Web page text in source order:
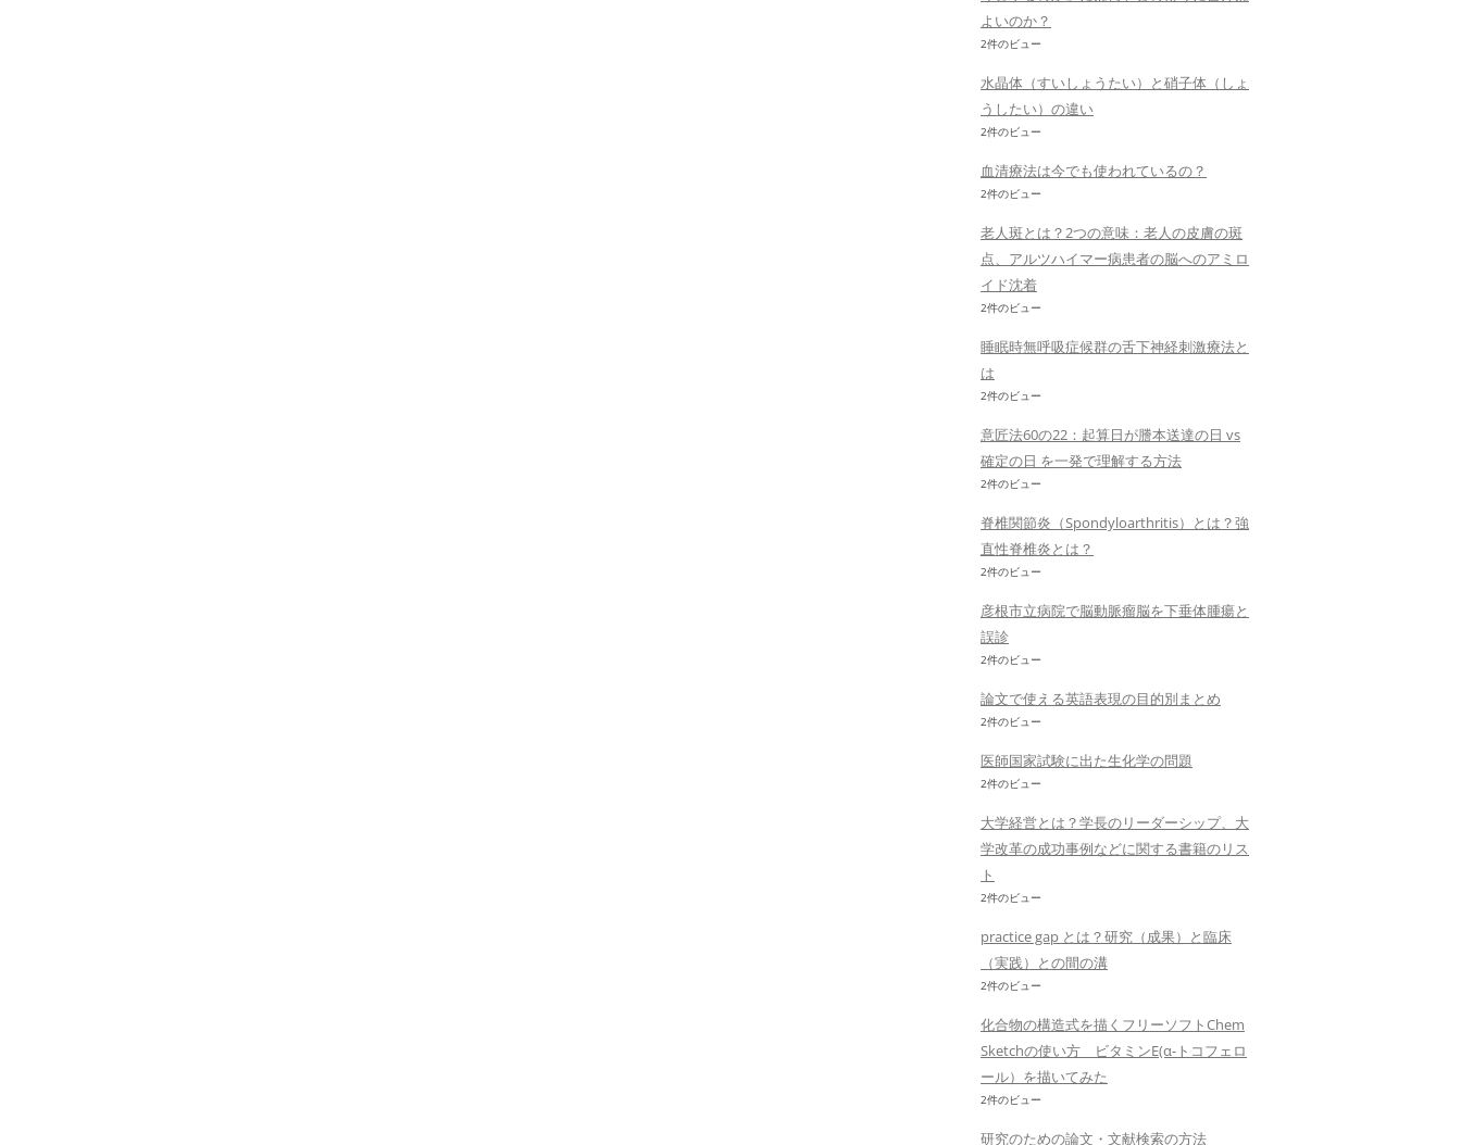
よいのか？
2件のビュー
水晶体（すいしょうたい）と硝子体（しょ
うしたい）の違い
2件のビュー
血清療法は今でも使われているの？
2件のビュー
老人斑とは？2つの意味：老人の皮膚の斑
点、アルツハイマー病患者の脳へのアミロ
イド沈着
2件のビュー
睡眠時無呼吸症候群の舌下神経刺激療法と
は
2件のビュー
意匠法60の22：起算日が謄本送達の日 vs
確定の日 を一発で理解する方法
2件のビュー
脊椎関節炎（Spondyloarthritis）とは？強
直性脊椎炎とは？
2件のビュー
彦根市立病院で脳動脈瘤脳を下垂体腫瘍と
誤診
2件のビュー
論文で使える英語表現の目的別まとめ
2件のビュー
医師国家試験に出た生化学の問題
2件のビュー
大学経営とは？学長のリーダーシップ、大
学改革の成功事例などに関する書籍のリス
ト
2件のビュー
practice gap とは？研究（成果）と臨床
（実践）との間の溝
2件のビュー
化合物の構造式を描くフリーソフトChem
Sketchの使い方 ビタミンE(α-トコフェロ
ール）を描いてみた
2件のビュー
研究のための論文・文献検索の方法